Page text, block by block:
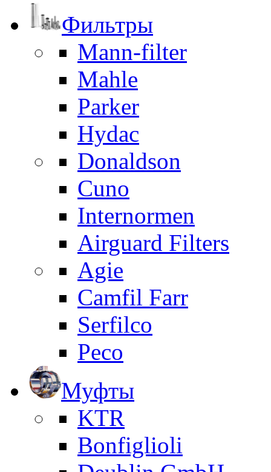
Фильтры
Mann-filter
Mahle
Parker
Hydac
Donaldson
Cuno
Internormen
Airguard Filters
Agie
Camfil Farr
Serfilco
Peco
Муфты
KTR
Bonfiglioli